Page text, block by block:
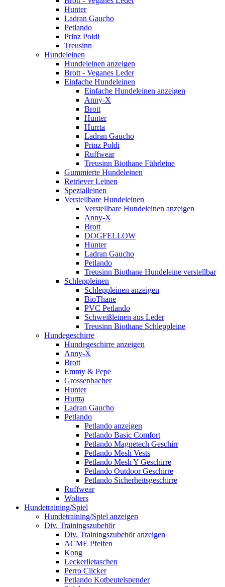
Hunter
Ladran Gaucho
Petlando
Prinz Poldi
Treusinn
Hundeleinen
Hundeleinen anzeigen
Brott - Veganes Leder
Einfache Hundeleinen
Einfache Hundeleinen anzeigen
Anny-X
Brott
Hunter
Hurrta
Ladran Gaucho
Prinz Poldi
Ruffwear
Treusinn Biothane Führleine
Gummierte Hundeleinen
Retriever Leinen
Spezialleinen
Verstellbare Hundeleinen
Verstellbare Hundeleinen anzeigen
Anny-X
Brott
DOGFELLOW
Hunter
Ladran Gaucho
Petlando
Treusinn Biothane Hundeleine verstellbar
Schleppleinen
Schleppleinen anzeigen
BioThane
PVC Petlando
Schweißleinen aus Leder
Treusinn Biothane Schleppleine
Hundegeschirre
Hundegeschirre anzeigen
Anny-X
Brott
Emmy & Pepe
Grossenbacher
Hunter
Hurtta
Ladran Gaucho
Petlando
Petlando anzeigen
Petlando Basic Comfort
Petlando Magnetech Geschirr
Petlando Mesh Vests
Petlando Mesh Y Geschirre
Petlando Outdoor Geschirre
Petlando Sicherheitsgeschirre
Ruffwear
Wolters
Hundetraining/Spiel
Hundetraining/Spiel anzeigen
Div. Trainingszubehör
Div. Trainingszubehör anzeigen
ACME Pfeifen
Kong
Leckerlietaschen
Perro Clicker
Petlando Kotbeutelspender